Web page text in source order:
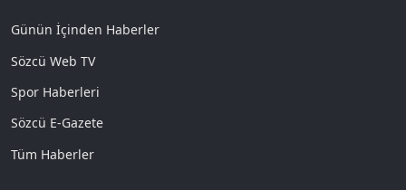
Günün İçinden Haberler
Sözcü Web TV
Spor Haberleri
Sözcü E-Gazete
Tüm Haberler